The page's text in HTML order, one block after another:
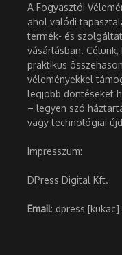
A Fogyasztói
ahol valódi
termék- és
vásárlásban.
praktikus
véleményekkel
legjobb döntéseket
– legyen szó
vagy technológiai
Impresszum:
DPress Digital Kft.
Email: dpress